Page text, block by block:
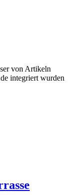
von Artikeln
integriert wurden